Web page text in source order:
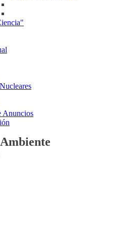
Anuncios